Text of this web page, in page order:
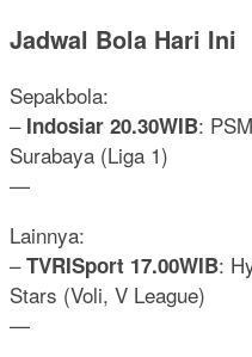
Jadwal Bola Hari Ini
Sepakbola:
– Indosiar 20.30WIB:
Surabaya (Liga 1)
—
Lainnya:
–TVRISport 17.00WIB:
Stars (Voli, V League)
—